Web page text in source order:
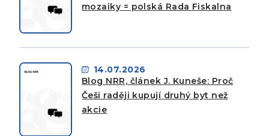
mozaiky = polská Rada Fiskalna
14.07.2026
Blog NRR, článek J. Kuneše: Proč
Češi raději kupují druhý byt než
akcie